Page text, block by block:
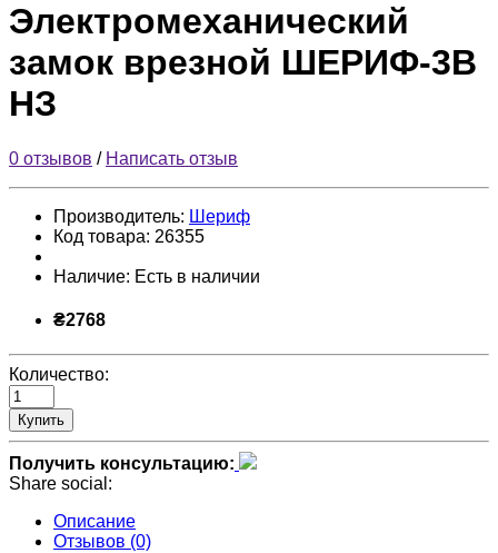
Электромеханический
замок врезной ШЕРИФ-3В
НЗ
0 отзывов / Написать отзыв
Производитель: Шериф
Код товара: 26355
Наличие: Есть в наличии
₴2768
Количество:
Купить
Получить консультацию:
Share social:
Описание
Отзывов (0)